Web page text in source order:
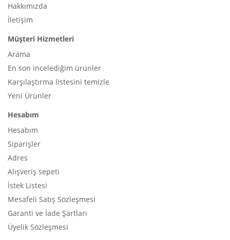
Hakkımızda
İletişim
Müşteri Hizmetleri
Arama
En son incelediğim ürünler
Karşılaştırma listesini temizle
Yeni Ürünler
Hesabım
Hesabım
Siparişler
Adres
Alışveriş sepeti
İstek Listesi
Mesafeli Satış Sözleşmesi
Garanti ve İade Şartları
Üyelik Sözleşmesi